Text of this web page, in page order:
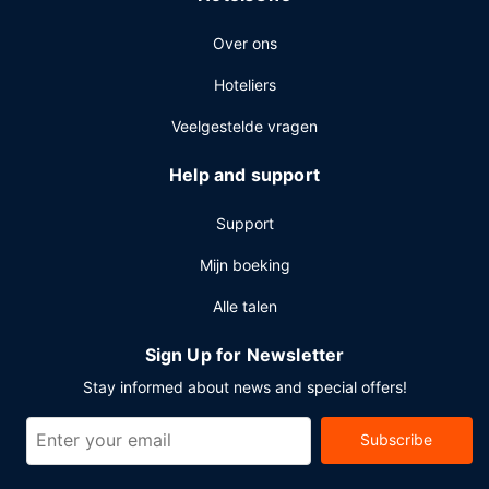
Over ons
Hoteliers
Veelgestelde vragen
Help and support
Support
Mijn boeking
Alle talen
Sign Up for Newsletter
Stay informed about news and special offers!
Subscribe